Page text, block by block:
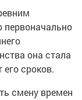
первоначально
она стала
его сроков.
смену времен